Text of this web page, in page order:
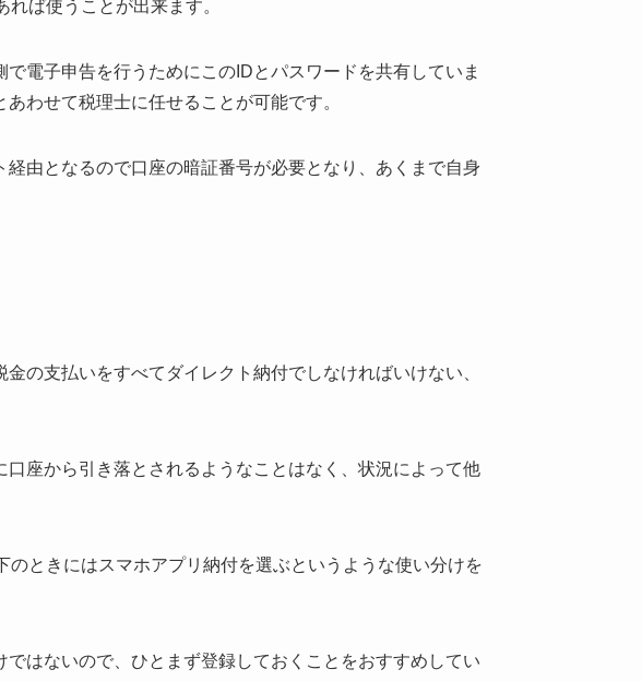
ば使うことが出来ます。
電子申告を行うためにこのIDとパスワードを共有していま
わせて税理士に任せることが可能です。
由となるので口座の暗証番号が必要となり、あくまで自身
の支払いをすべてダイレクト納付でしなければいけない、
座から引き落とされるようなことはなく、状況によって他
ときにはスマホアプリ納付を選ぶというような使い分けを
はないので、ひとまず登録しておくことをおすすめしてい